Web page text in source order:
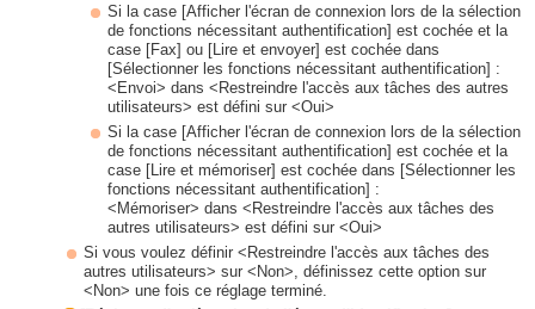
Si la case [Afficher l'écran de connexion lors de la sélection
de fonctions nécessitant authentification] est cochée et la
case [Fax] ou [Lire et envoyer] est cochée dans
[Sélectionner les fonctions nécessitant authentification] :
<Envoi> dans <Restreindre l'accès aux tâches des autres
utilisateurs> est défini sur <Oui>
Si la case [Afficher l'écran de connexion lors de la sélection
de fonctions nécessitant authentification] est cochée et la
case [Lire et mémoriser] est cochée dans [Sélectionner les
fonctions nécessitant authentification] :
<Mémoriser> dans <Restreindre l'accès aux tâches des
autres utilisateurs> est défini sur <Oui>
Si vous voulez définir <Restreindre l'accès aux tâches des
autres utilisateurs> sur <Non>, définissez cette option sur
<Non> une fois ce réglage terminé.